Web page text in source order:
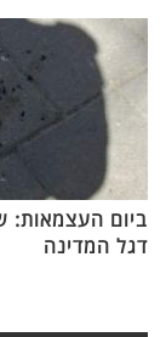
ביום העצמאות:
דגל המדינה